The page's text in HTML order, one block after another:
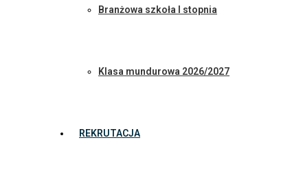
Branżowa szkoła I stopnia
Klasa mundurowa 2026/2027
REKRUTACJA